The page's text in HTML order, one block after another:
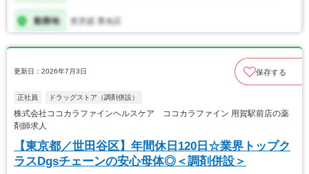
更新日：2026年7月3日 保存する
正社員 ドラッグストア（調剤併設）
株式会社ココカラファインヘルスケア ココカラファイン 用賀駅前店の薬
剤師求人
【東京都／世田谷区】年間休日120日☆業界トップク
ラスDgsチェーンの安心母体◎＜調剤併設＞